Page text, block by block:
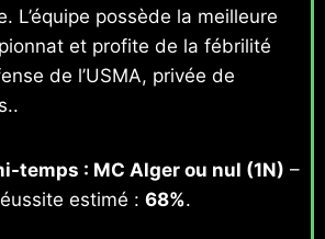
L’équipe possède la meilleure
et profite de la fébrilité
de l’USMA, privée de
temps : MC Alger ou nul (1N) –
estimé : 68%.